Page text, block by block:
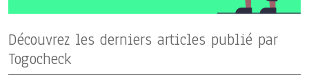
Découvrez les derniers articles publié par
Togocheck